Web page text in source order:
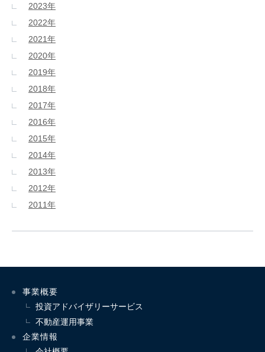
2023年
2022年
2021年
2020年
2019年
2018年
2017年
2016年
2015年
2014年
2013年
2012年
2011年
事業概要
投資アドバイザリーサービス
不動産運用事業
企業情報